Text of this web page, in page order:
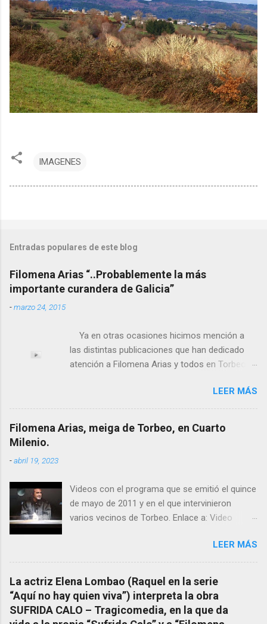
IMAGENES
Entradas populares de este blog
Filomena Arias “..Probablemente la más
importante curandera de Galicia”
-marzo 24, 2015
Ya en otras ocasiones hicimos mención a
las distintas publicaciones que han dedicado
atención a Filomena Arias y todos en Torbeo
el pasado siglo tuvo esta “curandeira” por sus
“obras y milagros”, pero también como
excelente difusora del nombre de nuestro
pueblo, no en vano es reconocida por muchos
mención a ANTON PATIÑO REGUEIRA (ya
fallecido) cuyo empeño por estudiar y dar a
conocer a esta “sabia” y por ende a Torbeo no
También reproducimos integro el articulo que
en el año 2000 publico Ángel Arnaiz recogiendo
información de primera mano que le
suministraron David (nieto de Filomena) y
algunos vecinos mas del pueblo.
LEER MÁS
Filomena Arias, meiga de Torbeo, en Cuarto
Milenio.
-abril 19, 2023
Videos con el programa que se emitió el quince
de mayo de 2011 y en el que intervinieron
varios vecinos de Torbeo. Enlace a: Video
completo emitido en CUARTO MILENIO En
Facebook otra copia con mejor resolución:
Facebook CUARTO MILENIO - Filomena Arias.
LEER MÁS
La actriz Elena Lombao (Raquel en la serie
“Aquí no hay quien viva”) interpreta la obra
SUFRIDA CALO – Tragicomedia, en la que da